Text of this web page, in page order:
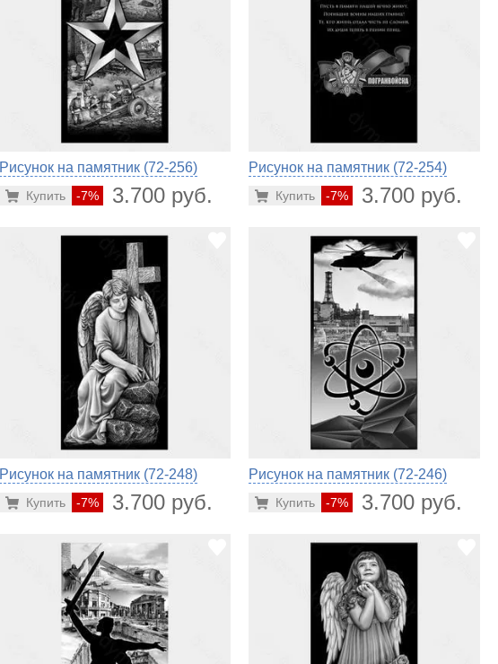
Рисунок на памятник (72-256)
-7% 3.700 руб.
Купить
Рисунок на памятник (72-254)
-7% 3.700 руб.
Купить
Рисунок на памятник (72-248)
-7% 3.700 руб.
Купить
Рисунок на памятник (72-246)
-7% 3.700 руб.
Купить